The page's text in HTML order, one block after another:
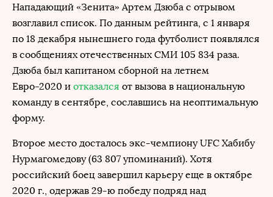
Нападающий «Зенита» Артем Дзюба с отрывом
возглавил список. По данным рейтинга, с 1 января
по 18 декабря нынешнего года футболист появлялся
в сообщениях отечественных СМИ 105 834 раза.
Дзюба был капитаном сборной на летнем
Евро-2020 и отказался от вызова в национальную
команду в сентябре, сославшись на неоптимальную
форму.
Второе место досталось экс-чемпиону UFC Хабибу
Нурмагомедову (63 807 упоминаний). Хотя
российский боец завершил карьеру еще в октябре
2020 г., одержав 29-ю победу подряд над